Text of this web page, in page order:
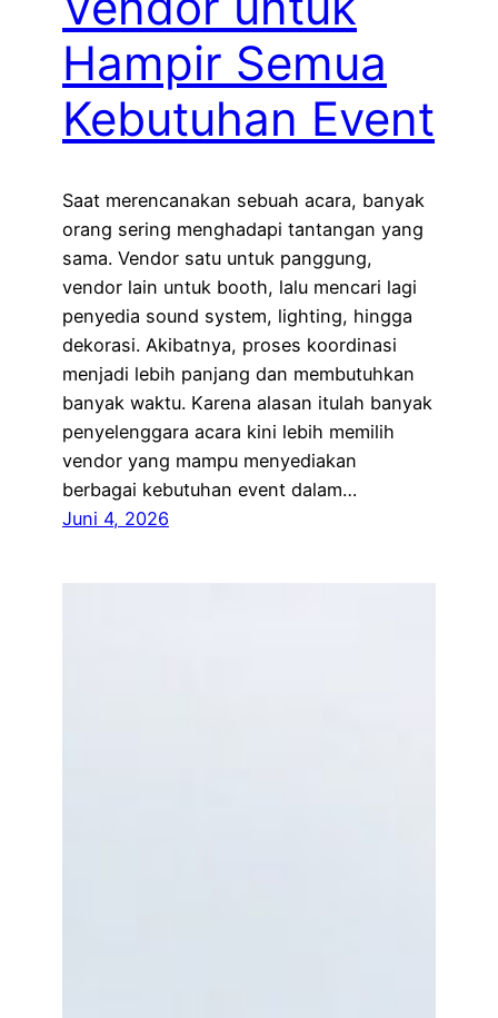
Hampir Semua
Kebutuhan Event
Saat merencanakan sebuah acara, banyak
orang sering menghadapi tantangan yang
sama. Vendor satu untuk panggung,
vendor lain untuk booth, lalu mencari lagi
penyedia sound system, lighting, hingga
dekorasi. Akibatnya, proses koordinasi
menjadi lebih panjang dan membutuhkan
banyak waktu. Karena alasan itulah banyak
penyelenggara acara kini lebih memilih
vendor yang mampu menyediakan
berbagai kebutuhan event dalam…
Juni 4, 2026